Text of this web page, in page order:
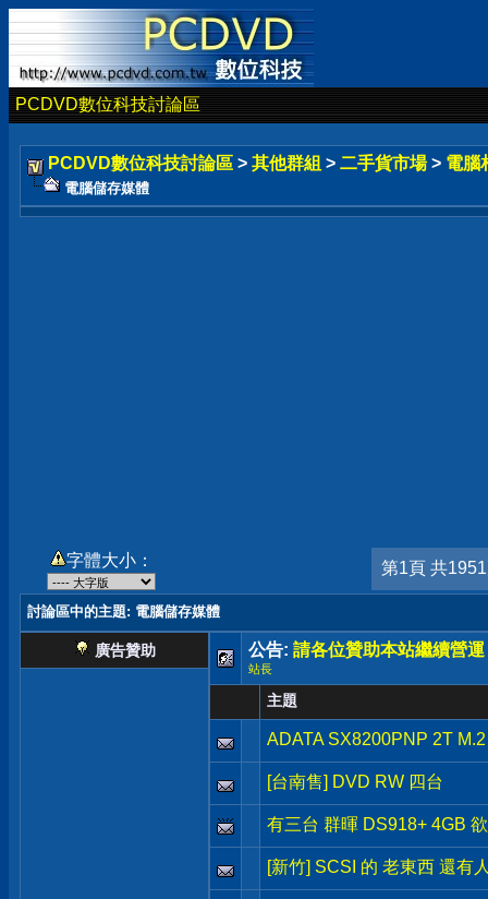
PCDVD數位科技討論區
PCDVD數位科技討論區 > 其他群組 > 二手貨市場 > 電腦
電腦儲存媒體
字體大小： 第1頁 共
討論區中的主題: 電腦儲存媒體
廣告贊助 公告: 請各位贊助本站繼續營運
站長
主題
ADATA SX8200PNP 2T
[台南售] DVD RW 四台
有三台 群暉 DS918+ 4GB
[新竹] SCSI 的 老東西 還有